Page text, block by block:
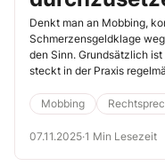
Denkt man an Mobbing,
Schmerzensgeldklage
den Sinn. Grundsätzlich
steckt in der Praxis
Mobbing
07.11.2025·1 Min Lesezeit